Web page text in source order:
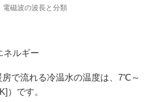
電磁波の波長と分類
ネルギー
で流れる冷温水の温度は、7℃～
）です。